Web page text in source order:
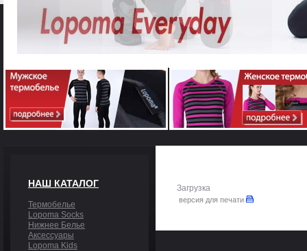
НАШ КАТАЛОГ
Термобелье
Lopoma Socks
Нижнее Белье
Аксессуары
Lopoma Kids
Загрузка
версия для печати